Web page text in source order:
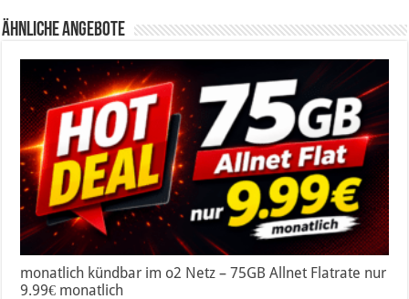
Ähnliche Angebote
monatlich kündbar im o2 Netz – 75GB Allnet Flatrate nur
9.99€ monatlich